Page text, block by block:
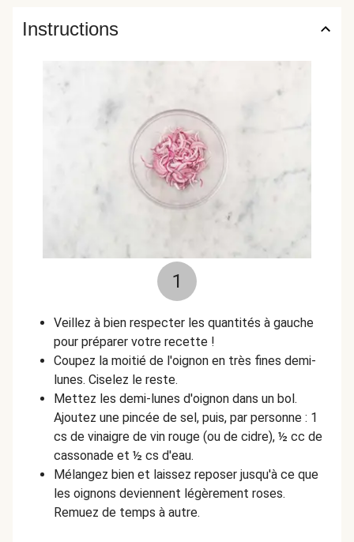
Instructions
1
Veillez à bien respecter les quantités à gauche
pour préparer votre recette !
Coupez la moitié de l'oignon en très fines demi-
lunes. Ciselez le reste.
Mettez les demi-lunes d'oignon dans un bol.
Ajoutez une pincée de sel, puis, par personne : 1
cs de vinaigre de vin rouge (ou de cidre), ½ cc de
cassonade et ½ cs d'eau.
Mélangez bien et laissez reposer jusqu'à ce que
les oignons deviennent légèrement roses.
Remuez de temps à autre.